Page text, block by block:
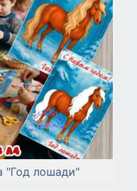
"Год лошади"